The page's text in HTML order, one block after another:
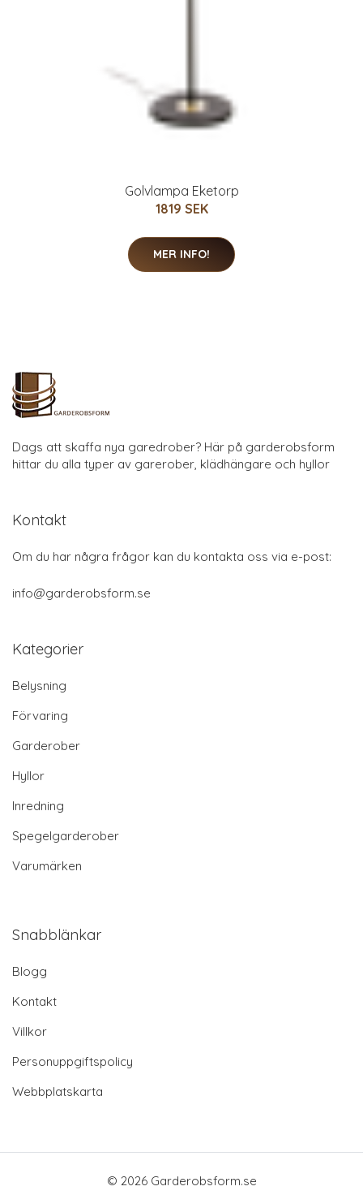
Golvlampa Eketorp
1819 SEK
MER INFO!
Dags att skaffa nya garedrober? Här på garderobsform
hittar du alla typer av garerober, klädhängare och hyllor
Kontakt
Om du har några frågor kan du kontakta oss via e-post:
info@garderobsform.se
Kategorier
Belysning
Förvaring
Garderober
Hyllor
Inredning
Spegelgarderober
Varumärken
Snabblänkar
Blogg
Kontakt
Villkor
Personuppgiftspolicy
Webbplatskarta
© 2026 Garderobsform.se